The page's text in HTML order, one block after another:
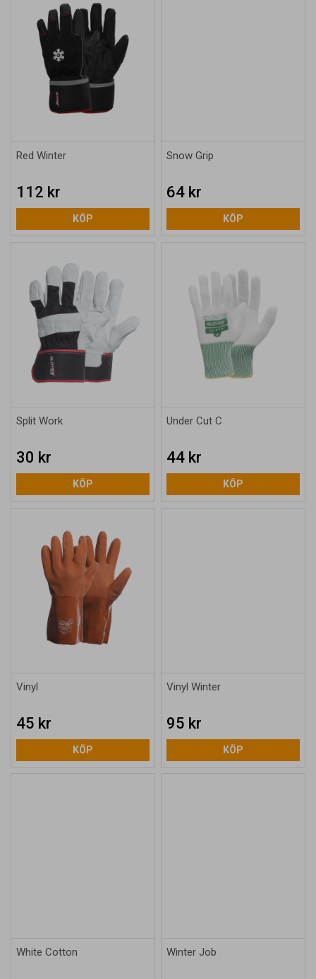
Red Winter
112 kr
KÖP
Snow Grip
64 kr
KÖP
Split Work
30 kr
KÖP
Under Cut C
44 kr
KÖP
Vinyl
45 kr
KÖP
Vinyl Winter
95 kr
KÖP
White Cotton Winter Job